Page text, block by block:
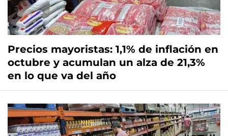
Precios mayoristas: 1,1% de inflación en
octubre y acumulan un alza de 21,3%
en lo que va del año